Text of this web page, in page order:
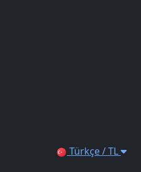
Türkçe / TL